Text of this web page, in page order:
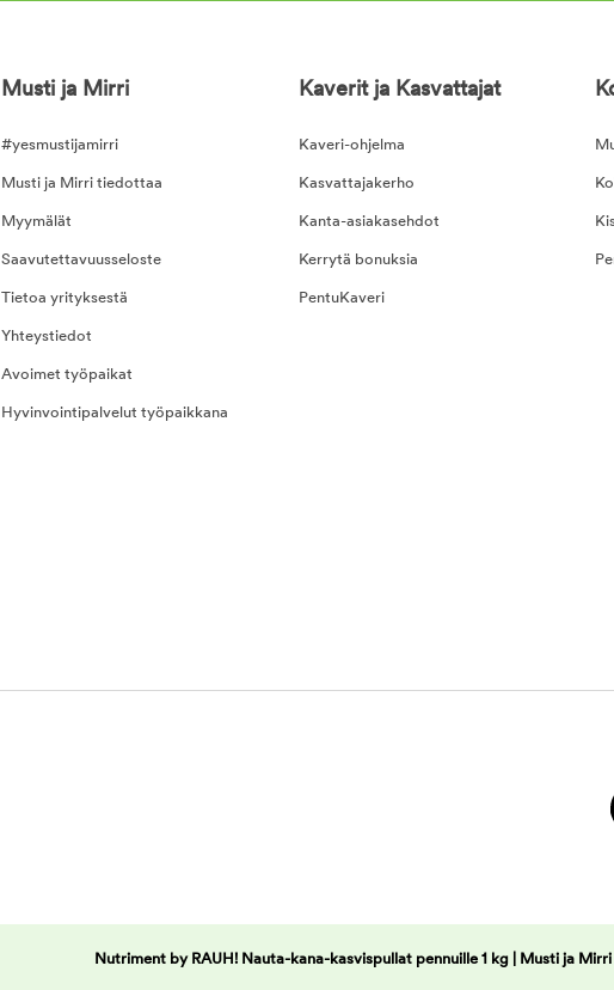
Musti ja Mirri
#yesmustijamirri
Musti ja Mirri tiedottaa
Myymälät
Saavutettavuusseloste
Tietoa yrityksestä
Yhteystiedot
Avoimet työpaikat
Hyvinvointipalvelut työpaikkana
Kaverit ja Kasvattajat
Kaveri-ohjelma
Kasvattajakerho
Kanta-asiakasehdot
Kerrytä bonuksia
PentuKaveri
Nutriment by RAUH! Nauta-kana-kasvispullat pennuille 1 kg | Musti ja Mirri